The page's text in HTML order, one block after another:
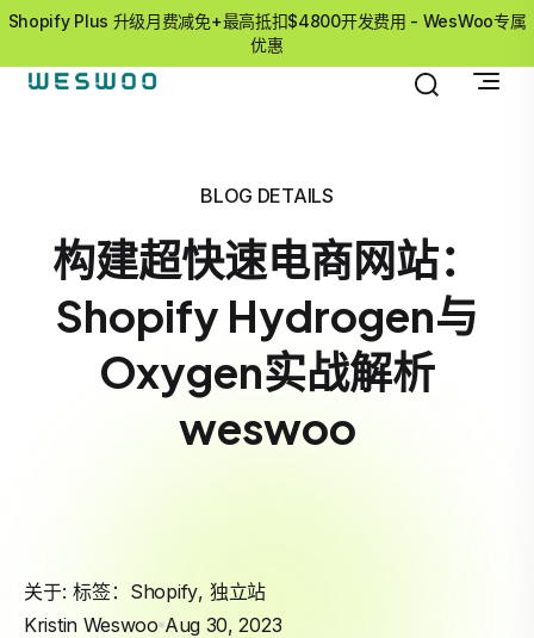
Shopify Plus 升级月费减免+最高抵扣$4800开发费用 - WesWoo专属
优惠
BLOG DETAILS
构建超快速电商网站：
Shopify Hydrogen与
Oxygen实战解析
weswoo
关于: 标签： Shopify, 独立站
Kristin Weswoo Aug 30, 2023